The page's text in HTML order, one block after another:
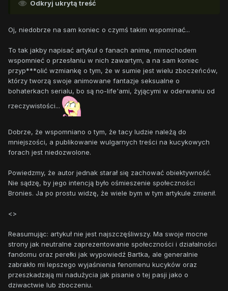
Odkryj ukrytą treść
Oj, niedobrze na sam koniec o czymś takim wspominać...
To tak jakby napisać artykuł o fanach anime, mimochodem
wspomnieć o przesłaniu w nich zawartym, a na sam koniec
przyp***olić wzmiankę o tym, że w sumie jest wielu zboczeńców,
którzy tworzą swoje animowane fantazje seksualne o
bohaterkach serialu, bo są no-life'ami, żyjącymi w oderwaniu od
rzeczywistości...
Dobrze, że wspomniano o tym, że tacy ludzie należą do
mniejszości, a publikowanie wulgarnych treści na kucykowych
forach jest niedozwolone.
Powiedzmy, że autor jednak starał się zachować obiektywność.
Nie sądzę, by jego intencją było ośmieszenie społeczności
Bronies. Ja po prostu widzę, że wiele bym w tym artykule zmienił.
<>
Reasumując: artykuł nie jest najszczęśliwszy. Ma swoje mocne
strony jak neutralne zaprezentowanie społeczności i działalności
fandomu oraz perełki jak wypowiedź Bartka, ale generalnie
zabrakło mi lepszego wyjaśnienia fenomenu kucyków oraz
przeszkadzają mi nadużycia jak pisanie o tej pasji jako o
dziwactwie lub zboczeniu.